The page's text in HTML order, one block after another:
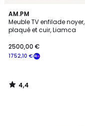
AM.PM
Meuble TV enfilade noyer,
plaqué et cuir, Liamca
1752,10 €
2500,00 €
4,4
/ 5
4,4
/